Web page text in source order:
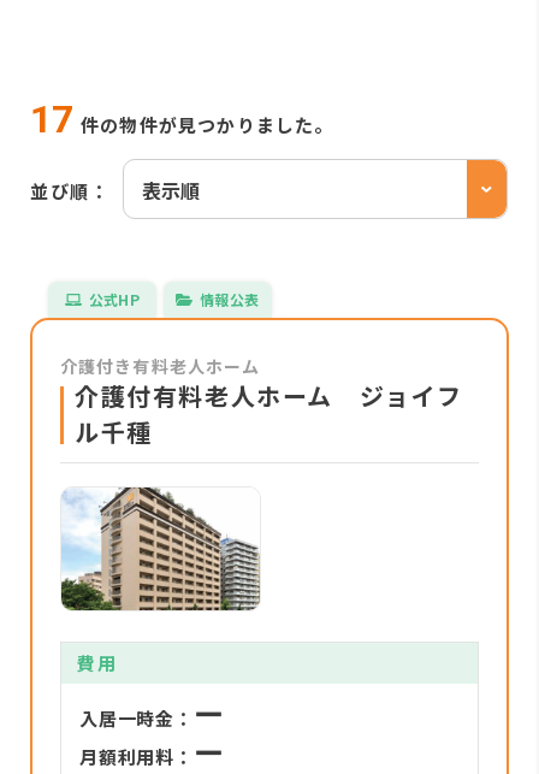
17 件の物件が見つかりました。
並び順：
公式HP 情報公表
介護付き有料老人ホーム
介護付有料老人ホーム ジョイフ
ル千種
費用
入居一時金： ー
月額利用料： ー